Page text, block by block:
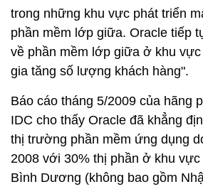
trong những khu vực phát triển
phần mềm lớp giữa. Oracle tiếp
về phần mềm lớp giữa ở khu
gia tăng số lượng khách hàng".
Báo cáo tháng 5/2009 của hãng
IDC cho thấy Oracle đã khẳng
thị trường phần mềm ứng dụng
2008 với 30% thị phần ở khu vực
Bình Dương (không bao gồm